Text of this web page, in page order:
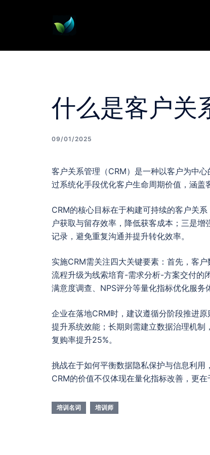
什么是客户关
09/01/2025
客户关系管理（CRM）是一种以客户为中
过系统化手段优化客户生命周期价值，涵盖
CRM的核心目标在于构建可持续的客户关
户获取与留存效率，降低获客成本；三是
记录，避免重复沟通并提升转化效率。
实施CRM需关注四大关键要素：首先，客
流程升级为线索培育-需求分析-方案交付的
满意度调查、NPS评分等量化指标优化服务
企业在落地CRM时，建议遵循分阶段推进
提升系统效能；长期则需建立数据治理机
复购率提升25%。
挑战在于如何平衡数据隐私保护与信息利用
CRM的价值不仅体现在量化指标改善，更
培训名词 培训师